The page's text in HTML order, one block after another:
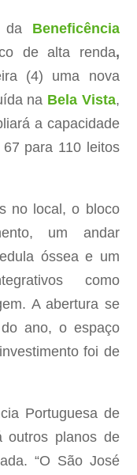
da Beneficência
de alta renda,
(4) uma nova
na Bela Vista,
a capacidade
para 110 leitos
no local, o bloco
um andar
óssea e um
como
A abertura se
ano, o espaço
foi de
Portuguesa de
outros planos de
“O São José